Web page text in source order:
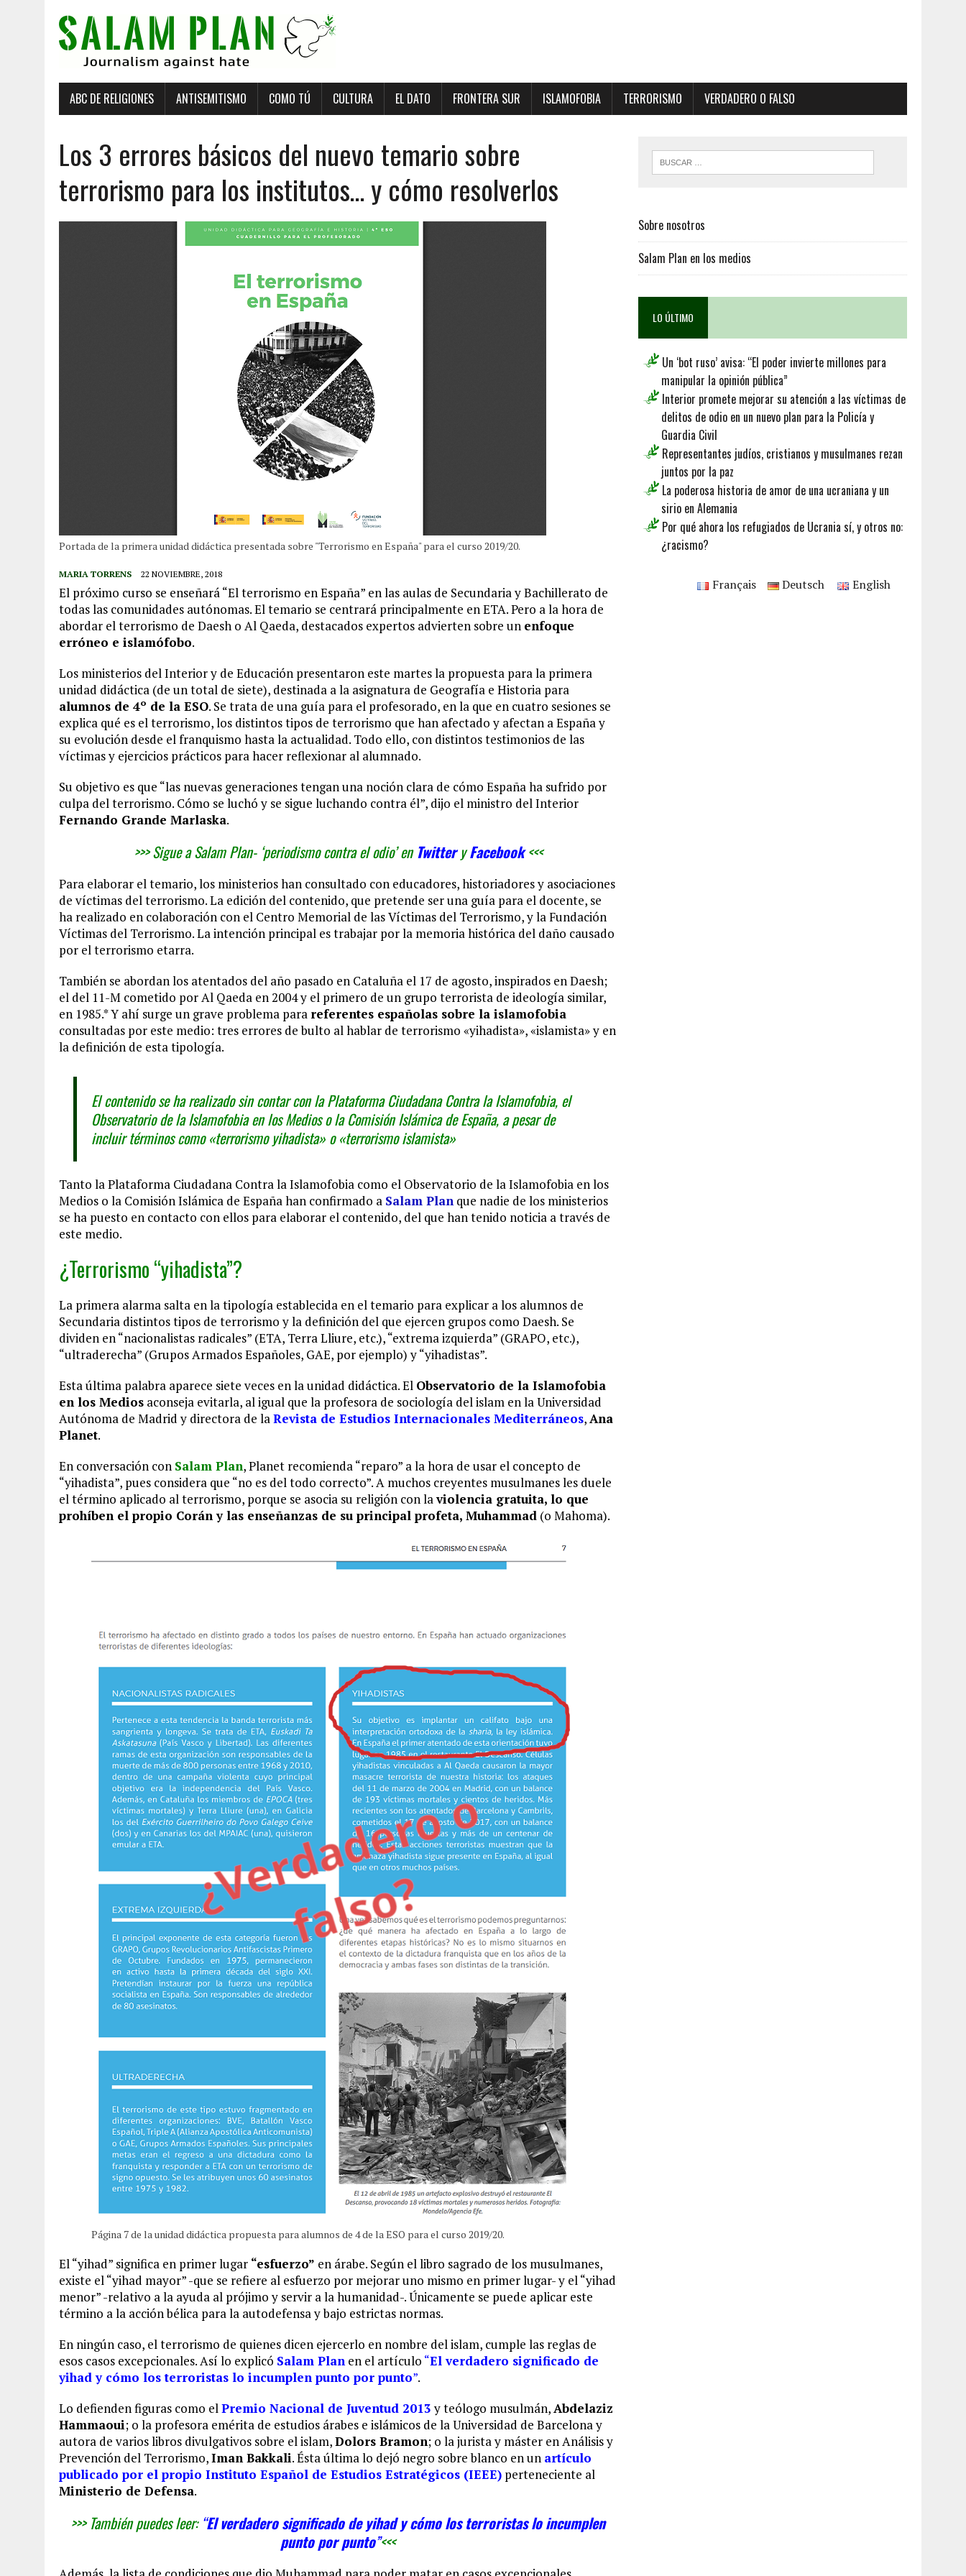
ABC DE RELIGIONES ANTISEMITISMO COMO TÚ CULTURA EL DATO FRONTERA SUR ISLAMOFOBIA TERRORISMO VERDADERO O FALSO
Los 3 errores básicos del nuevo temario sobre
terrorismo para los institutos… y cómo resolverlos
Portada de la primera unidad didáctica presentada sobre "Terrorismo en España" para el curso 2019/20.
MARIA TORRENS 22 NOVIEMBRE, 2018
El próximo curso se enseñará “El terrorismo en España” en las aulas de Secundaria y Bachillerato de
todas las comunidades autónomas. El temario se centrará principalmente en ETA. Pero a la hora de
abordar el terrorismo de Daesh o Al Qaeda, destacados expertos advierten sobre un enfoque
erróneo e islamófobo.
Los ministerios del Interior y de Educación presentaron este martes la propuesta para la primera
unidad didáctica (de un total de siete), destinada a la asignatura de Geografía e Historia para
alumnos de 4º de la ESO. Se trata de una guía para el profesorado, en la que en cuatro sesiones se
explica qué es el terrorismo, los distintos tipos de terrorismo que han afectado y afectan a España y
su evolución desde el franquismo hasta la actualidad. Todo ello, con distintos testimonios de las
víctimas y ejercicios prácticos para hacer reflexionar al alumnado.
Su objetivo es que “las nuevas generaciones tengan una noción clara de cómo España ha sufrido por
culpa del terrorismo. Cómo se luchó y se sigue luchando contra él”, dijo el ministro del Interior
Fernando Grande Marlaska.
>>> Sigue a Salam Plan- ‘periodismo contra el odio’ enTwitteryFacebook<<<
Para elaborar el temario, los ministerios han consultado con educadores, historiadores y asociaciones
de víctimas del terrorismo. La edición del contenido, que pretende ser una guía para el docente, se
ha realizado en colaboración con el Centro Memorial de las Víctimas del Terrorismo, y la Fundación
Víctimas del Terrorismo. La intención principal es trabajar por la memoria histórica del daño causado
por el terrorismo etarra.
También se abordan los atentados del año pasado en Cataluña el 17 de agosto, inspirados en Daesh;
el del 11-M cometido por Al Qaeda en 2004 y el primero de un grupo terrorista de ideología similar,
en 1985.* Y ahí surge un grave problema para referentes españolas sobre la islamofobia
consultadas por este medio: tres errores de bulto al hablar de terrorismo «yihadista», «islamista» y en
la definición de esta tipología.
El contenido se ha realizado sin contar con la Plataforma Ciudadana Contra la Islamofobia, el
Observatorio de la Islamofobia en los Medios o la Comisión Islámica de España, a pesar de
incluir términos como «terrorismo yihadista» o «terrorismo islamista»
Tanto la Plataforma Ciudadana Contra la Islamofobia como el Observatorio de la Islamofobia en los
Medios o la Comisión Islámica de España han confirmado a Salam Plan que nadie de los ministerios
se ha puesto en contacto con ellos para elaborar el contenido, del que han tenido noticia a través de
este medio.
¿Terrorismo “yihadista”?
La primera alarma salta en la tipología establecida en el temario para explicar a los alumnos de
Secundaria distintos tipos de terrorismo y la definición del que ejercen grupos como Daesh. Se
dividen en “nacionalistas radicales” (ETA, Terra Lliure, etc.), “extrema izquierda” (GRAPO, etc.),
“ultraderecha” (Grupos Armados Españoles, GAE, por ejemplo) y “yihadistas”.
Esta última palabra aparece siete veces en la unidad didáctica. El Observatorio de la Islamofobia
en los Medios aconseja evitarla, al igual que la profesora de sociología del islam en la Universidad
Autónoma de Madrid y directora de laRevista de Estudios Internacionales Mediterráneos,Ana
Planet.
En conversación con Salam Plan, Planet recomienda “reparo” a la hora de usar el concepto de
“yihadista”, pues considera que “no es del todo correcto”. A muchos creyentes musulmanes les duele
el término aplicado al terrorismo, porque se asocia su religión con laviolencia gratuita, lo que
prohíben el propio Corán y las enseñanzas de su principal profeta, Muhammad (o Mahoma).
Página 7 de la unidad didáctica propuesta para alumnos de 4 de la ESO para el curso 2019/20.
El “yihad” significa en primer lugar “esfuerzo” en árabe. Según el libro sagrado de los musulmanes,
existe el “yihad mayor” -que se refiere al esfuerzo por mejorar uno mismo en primer lugar- y el “yihad
menor” -relativo a la ayuda al prójimo y servir a la humanidad-. Únicamente se puede aplicar este
término a la acción bélica para la autodefensa y bajo estrictas normas.
En ningún caso, el terrorismo de quienes dicen ejercerlo en nombre del islam, cumple las reglas de
esos casos excepcionales. Así lo explicó Salam Plan en el artículo “El verdadero significado de
yihad y cómo los terroristas lo incumplen punto por punto”.
Lo defienden figuras como elPremio Nacional de Juventud 2013y teólogo musulmán,Abdelaziz
Hammaoui; o la profesora emérita de estudios árabes e islámicos de la Universidad de Barcelona y
autora de varios libros divulgativos sobre el islam,Dolors Bramon; o la jurista y máster en Análisis y
Prevención del Terrorismo,Iman Bakkali. Ésta última lo dejó negro sobre blanco en un artículo
publicado por el propio Instituto Español de Estudios Estratégicos (IEEE) perteneciente al
Ministerio de Defensa.
>>> También puedes leer: “El verdadero significado de yihad y cómo los terroristas lo incumplen
punto por punto”<<<
Sobre nosotros
Salam Plan en los medios
LO ÚLTIMO
Un ‘bot ruso’ avisa: “El poder invierte millones para
manipular la opinión pública”
Interior promete mejorar su atención a las víctimas de
delitos de odio en un nuevo plan para la Policía y
Guardia Civil
Representantes judíos, cristianos y musulmanes rezan
juntos por la paz
La poderosa historia de amor de una ucraniana y un
sirio en Alemania
Por qué ahora los refugiados de Ucrania sí, y otros no:
¿racismo?
English
Deutsch
Français